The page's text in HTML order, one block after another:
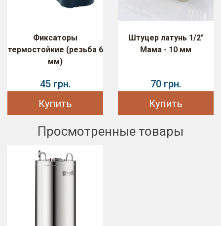
Фиксаторы
термостойкие (резьба 6
мм)
45 грн.
Купить
Штуцер латунь 1/2"
Мама - 10 мм
70 грн.
Купить
Просмотренные товары